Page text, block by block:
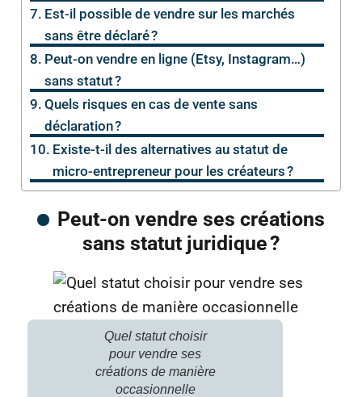
Est-il possible de vendre sur les marchés
sans être déclaré ?
Peut-on vendre en ligne (Etsy, Instagram…)
sans statut ?
Quels risques en cas de vente sans
déclaration ?
Existe-t-il des alternatives au statut de
micro-entrepreneur pour les créateurs ?
Peut-on vendre ses créations
sans statut juridique ?
Quel statut choisir
pour vendre ses
créations de manière
occasionnelle